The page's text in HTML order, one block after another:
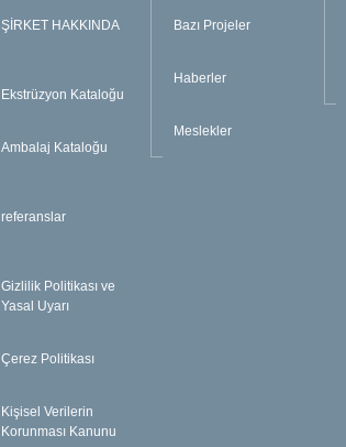
ŞİRKET HAKKINDA
Ekstrüzyon Kataloğu
Ambalaj Kataloğu
referanslar
Gizlilik Politikası ve
Yasal Uyarı
Çerez Politikası
Kişisel Verilerin
Korunması Kanunu
Bazı Projeler
Haberler
Meslekler